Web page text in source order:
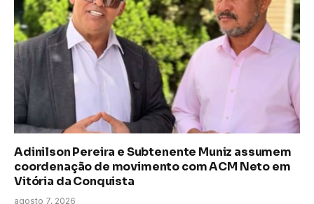
Adinilson Pereira e Subtenente Muniz assumem
coordenação de movimento com ACM Neto em
Vitória da Conquista
agosto 7, 2026